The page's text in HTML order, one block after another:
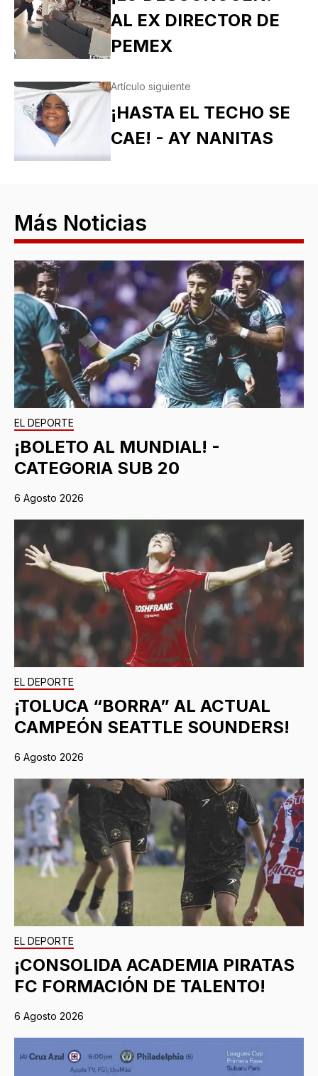
AL EX DIRECTOR DE
PEMEX
Artículo siguiente
¡HASTA EL TECHO SE
CAE! - AY NANITAS
Más Noticias
EL DEPORTE
¡BOLETO AL MUNDIAL! -
CATEGORIA SUB 20
6 Agosto 2026
EL DEPORTE
¡TOLUCA “BORRA” AL ACTUAL
CAMPEÓN SEATTLE SOUNDERS!
6 Agosto 2026
EL DEPORTE
¡CONSOLIDA ACADEMIA PIRATAS
FC FORMACIÓN DE TALENTO!
6 Agosto 2026